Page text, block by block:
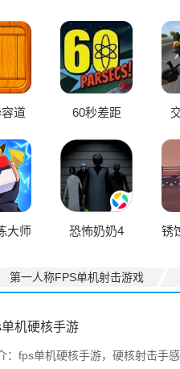
道 60秒差距
大师 恐怖奶奶4 锈
第一人称FPS单机射击游戏
机硬核手游
： fps单机硬核手游，硬核射击手